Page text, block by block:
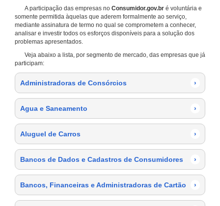
A participação das empresas no Consumidor.gov.br é voluntária e
somente permitida àquelas que aderem formalmente ao serviço,
mediante assinatura de termo no qual se comprometem a conhecer,
analisar e investir todos os esforços disponíveis para a solução dos
problemas apresentados.
Veja abaixo a lista, por segmento de mercado, das empresas que já
participam:
Administradoras de Consórcios ›
Agua e Saneamento ›
Aluguel de Carros ›
Bancos de Dados e Cadastros de Consumidores ›
Bancos, Financeiras e Administradoras de Cartão ›